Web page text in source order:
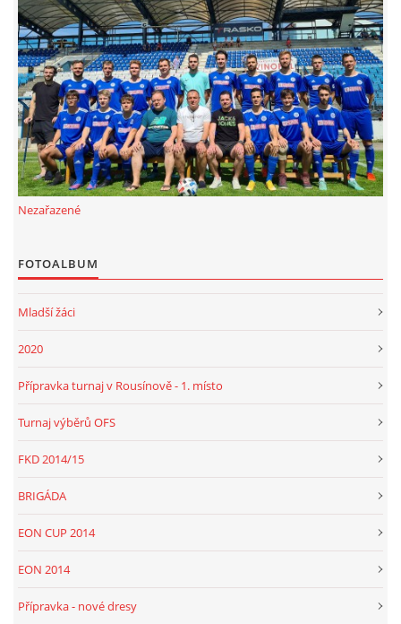
FKD, z.s.
Drnovice 704
68304 Drnovice
ičo 27005305
č.ú. 3227086359 / 0800
sekretarfkd@centrum.cz
Nezařazené
FOTOALBUM
Mladší žáci
2020
Přípravka turnaj v Rousínově - 1. místo
Turnaj výběrů OFS
FKD 2014/15
BRIGÁDA
EON CUP 2014
EON 2014
Přípravka - nové dresy